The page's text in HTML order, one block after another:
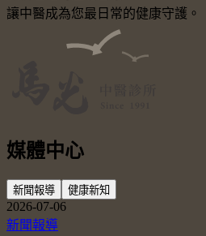
讓中醫成為您最日常的健康守護。
媒體中心
新聞報導 健康新知
2026-07-06
新聞報導